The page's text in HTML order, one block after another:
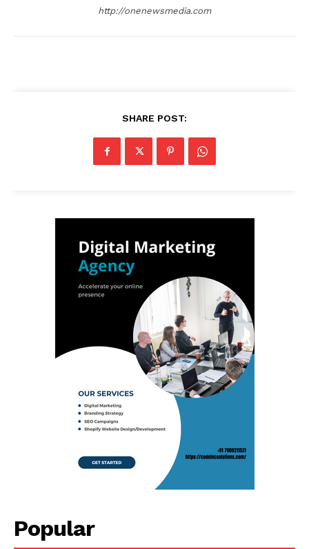
http://onenewsmedia.com
SHARE POST:
Popular